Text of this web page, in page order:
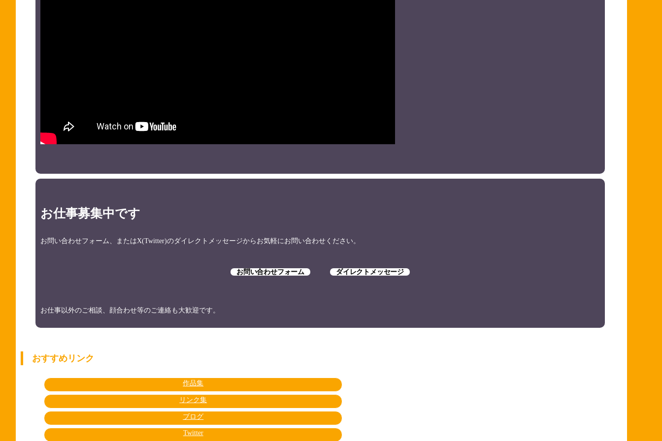
お仕事募集中です
お問い合わせフォーム、またはX(Twitter)のダイレクトメッセージからお気軽にお問い合わせください。
お問い合わせフォーム ダイレクトメッセージ
お仕事以外のご相談、顔合わせ等のご連絡も大歓迎です。
おすすめリンク
作品集
リンク集
ブログ
Twitter